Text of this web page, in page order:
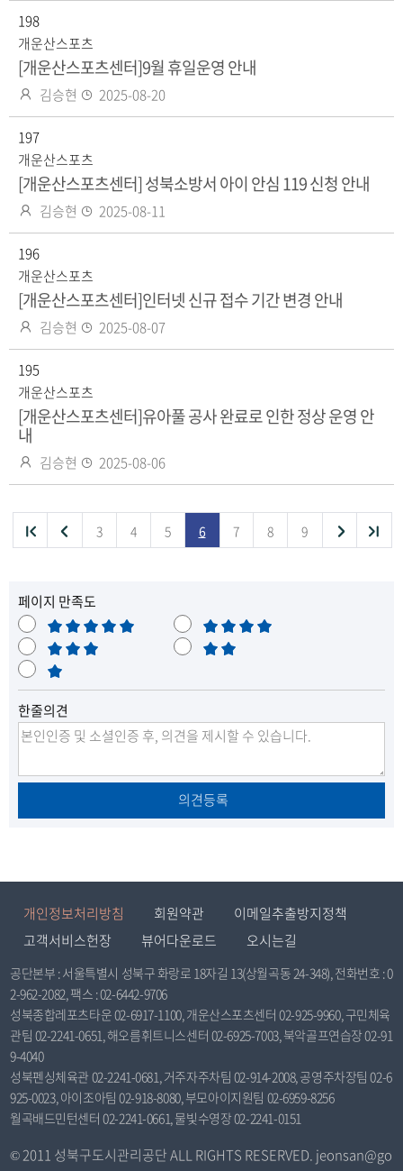
일
198
개운산스포츠
[개운산스포츠센터]9월 휴일운영 안내
작
성
자
김승현
등
록
2025-08-20
197
개운산스포츠
[개운산스포츠센터] 성북소방서 아이 안심 119 신청 안내
작
성
자
김승현
등
록
2025-08-11
196
개운산스포츠
[개운산스포츠센터]인터넷 신규 접수 기간 변경 안내
작
성
자
김승현
등
록
2025-08-07
195
개운산스포츠
[개운산스포츠센터]유아풀 공사 완료로 인한 정상 운영 안
내
작
성
김승현
등
록
2025-08-06
처
목
록
으
로
이
동
이
목
록
로
이
동
3 4 5 6 7 8 9
다
동
끝
페이지 만족도
매
우
만
족
만
족
보
통
불
매
우
불
만
한줄의견
의견등록
개인정보처리방침 회원약관
이메일추출방지정책
고객서비스헌장
뷰어다운로드 오시는길
공단본부 : 서울특별시 성북구 화랑로 18자길 13(상월곡동 24-348), 전화번호 : 0
2-962-2082, 팩스 : 02-6442-9706
성북종합레포츠타운 02-6917-1100, 개운산스포츠센터 02-925-9960, 구민체육
관팀 02-2241-0651, 해오름휘트니스센터 02-6925-7003, 북악골프연습장 02-91
9-4040
성북펜싱체육관 02-2241-0681, 거주자주차팀 02-914-2008, 공영주차장팀 02-6
925-0023, 아이조아팀 02-918-8080, 부모아이지원팀 02-6959-8256
월곡배드민턴센터 02-2241-0661, 물빛수영장 02-2241-0151
© 2011 성북구도시관리공단 ALL RIGHTS RESERVED. jeonsan@go